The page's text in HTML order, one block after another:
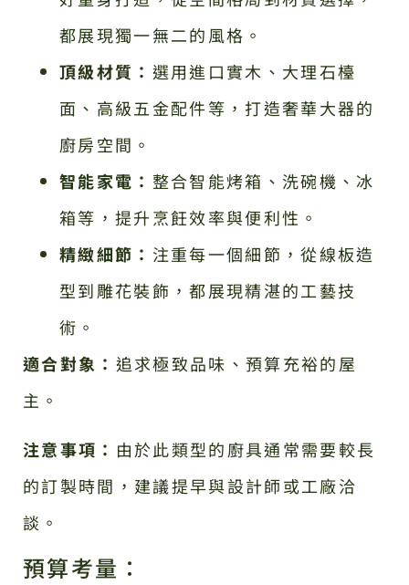
都展現獨一無二的風格。
頂級材質： 選用進口實木、大理石檯
面、高級五金配件等，打造奢華大器的
廚房空間。
智能家電： 整合智能烤箱、洗碗機、冰
箱等，提升烹飪效率與便利性。
精緻細節： 注重每一個細節，從線板造
型到雕花裝飾，都展現精湛的工藝技
術。
適合對象： 追求極致品味、預算充裕的屋
主。
注意事項： 由於此類型的廚具通常需要較長
的訂製時間，建議提早與設計師或工廠洽
談。
預算考量：